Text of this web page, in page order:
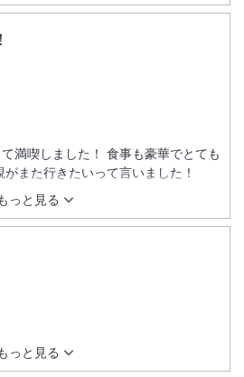
っと見る
満喫しました！ 食事も豪華でとても
また行きたいって言いました！
っと見る